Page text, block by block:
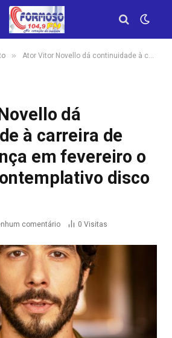
» Ator Vitor Novello dá continuidade à carreira de cantor e lança em fevereiro o autoral e contemplativo disco ‘Perto’
dá
à carreira de
em fevereiro o
disco
comentário 0 Visitas